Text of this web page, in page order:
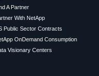
A Partner
With NetApp
Public Sector Contracts
OnDemand Consumption
Visionary Centers